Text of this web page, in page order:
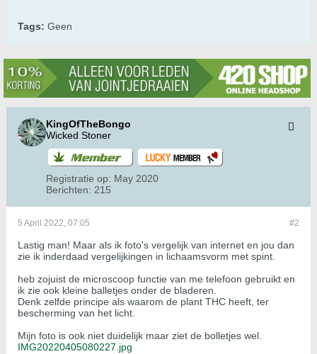
Tags: Geen
KingOfTheBongo
Wicked Stoner
Registratie op: May 2020
Berichten: 215
#2
5 April 2022, 07:05
Lastig man! Maar als ik foto's vergelijk van internet en jou dan
zie ik inderdaad vergelijkingen in lichaamsvorm met spint.
heb zojuist de microscoop functie van me telefoon gebruikt en
ik zie ook kleine balletjes onder de bladeren.
Denk zelfde principe als waarom de plant THC heeft, ter
bescherming van het licht.
Mijn foto is ook niet duidelijk maar ziet de bolletjes wel.
IMG20220405080227.jpg